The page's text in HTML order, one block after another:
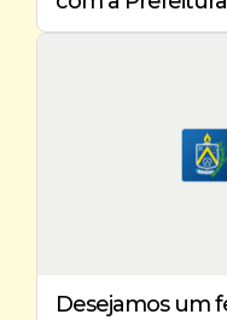
Desejamos um